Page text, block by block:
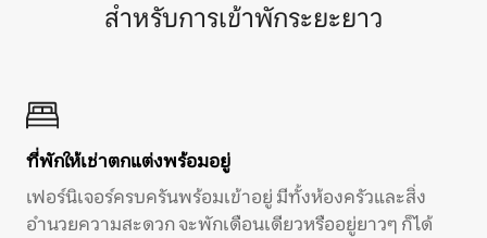
สำหรับการเข้าพักระยะยาว
ที่พักให้เช่าตกแต่งพร้อมอยู่
เฟอร์นิเจอร์ครบครันพร้อมเข้าอยู่ มีทั้งห้องครัวและสิ่ง
อำนวยความสะดวก จะพักเดือนเดียวหรืออยู่ยาวๆ ก็ได้